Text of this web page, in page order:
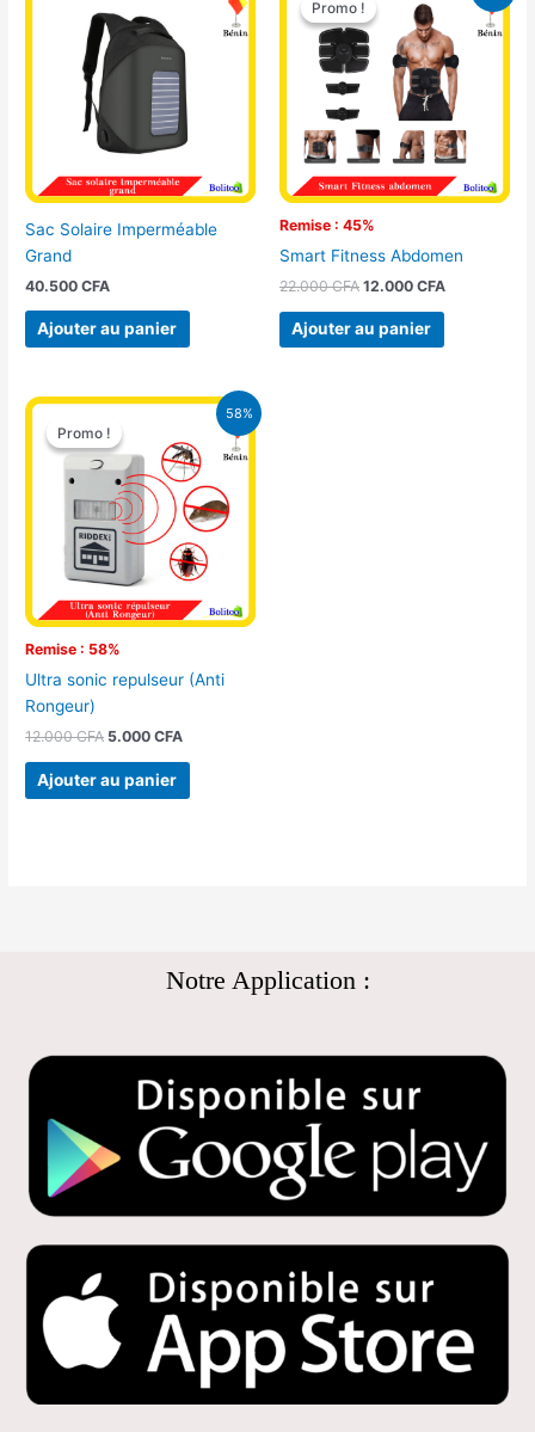
Sac Solaire Imperméable
Grand
40.500CFA
Ajouter au panier
Promo !
Remise : 45%
Promo !
Smart Fitness Abdomen
22.000CFA
initial
était :
22.000 CFA.
12.000 CFA
est :
12.000 CFA.
Ajouter au panier
58%
Promo !
Remise : 58%
Promo !
Ultra sonic repulseur (Anti
Rongeur)
12.000CFA
Le
prix
initial
était :
12.000 CFA.
5.000CFA
Le
actuel
est :
5.000 CFA.
Ajouter au panier
Notre Application :